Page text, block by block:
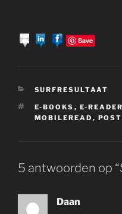
Save
CATEGORIEËN
SURFRESULTAAT
TAGS
E-BOOKS , E-
MOBILEREAD ,
5 antwoorden op
Daan